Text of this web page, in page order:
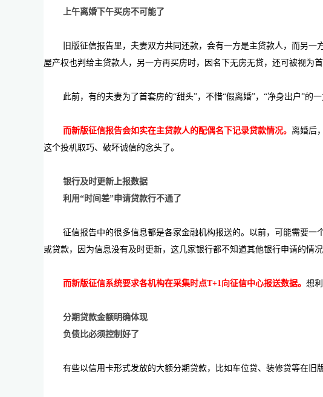
上午离婚下午买房不可能了
旧版征信报告里，夫妻双方共同还款，会有一方是主贷款人，而另
屋产权也判给主贷款人，另一方再买房时，因名下无房无贷，还可被视为
此前，有的夫妻为了首套房的“甜头”，不惜“假离婚”，“净身出户”的
而新版征信报告会如实在主贷款人的配偶名下记录贷款情况。 离婚后
这个投机取巧、破坏诚信的念头了。
银行及时更新上报数据
利用“时间差”申请贷款行不通了
征信报告中的很多信息都是各家金融机构报送的。以前，可能需要
或贷款，因为信息没有及时更新，这几家银行都不知道其他银行申请的情
而新版征信系统要求各机构在采集时点T+1向征信中心报送数据。 想
分期贷款金额明确体现
负债比必须控制好了
有些以信用卡形式发放的大额分期贷款，比如车位贷、装修贷等在旧